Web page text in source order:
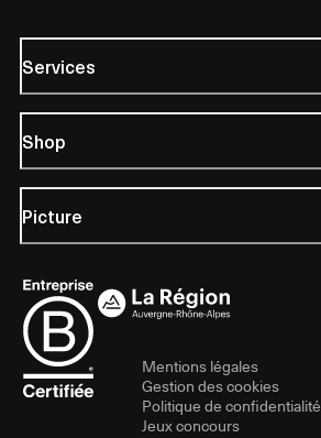
Services
Shop
Picture
Mentions légales
Gestion des cookies
Politique de confidentialité
Jeux concours